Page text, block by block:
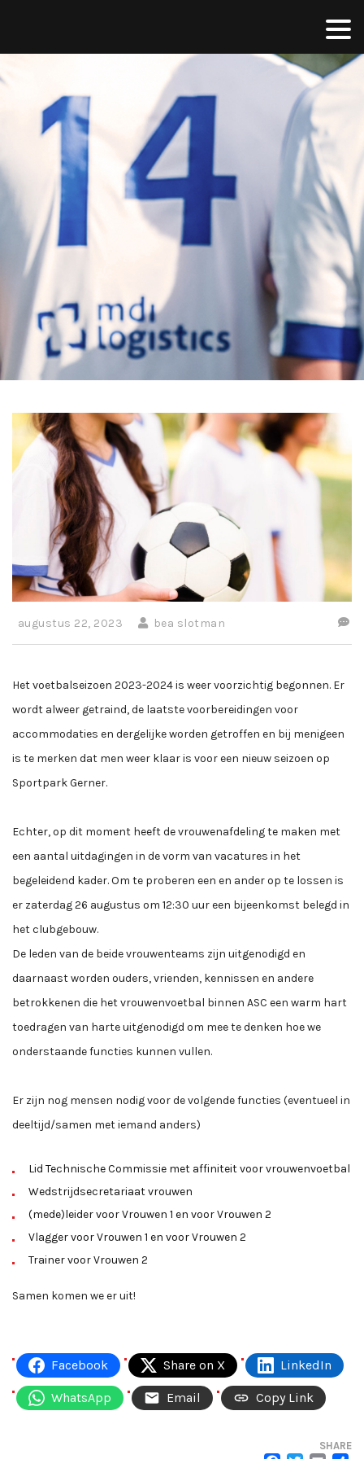
augustus 22, 2023 bea slotman
Het voetbalseizoen 2023-2024 is weer voorzichtig begonnen. Er
wordt alweer getraind, de laatste voorbereidingen voor
accommodaties en dergelijke worden getroffen en bij menigeen
is te merken dat men weer klaar is voor een nieuw seizoen op
Sportpark Gerner.
Echter, op dit moment heeft de vrouwenafdeling te maken met
een aantal uitdagingen in de vorm van vacatures in het
begeleidend kader. Om te proberen een en ander op te lossen is
er zaterdag 26 augustus om 12:30 uur een bijeenkomst belegd in
het clubgebouw.
De leden van de beide vrouwenteams zijn uitgenodigd en
daarnaast worden ouders, vrienden, kennissen en andere
betrokkenen die het vrouwenvoetbal binnen ASC een warm hart
toedragen van harte uitgenodigd om mee te denken hoe we
onderstaande functies kunnen vullen.
Er zijn nog mensen nodig voor de volgende functies (eventueel in
deeltijd/samen met iemand anders)
Lid Technische Commissie met affiniteit voor vrouwenvoetbal
Wedstrijdsecretariaat vrouwen
(mede)leider voor Vrouwen 1 en voor Vrouwen 2
Vlagger voor Vrouwen 1 en voor Vrouwen 2
Trainer voor Vrouwen 2
Samen komen we er uit!
Facebook Share on X LinkedIn
WhatsApp Email Copy Link
SHARE